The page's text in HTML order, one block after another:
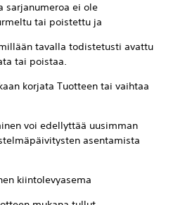
sarjanumeroa ei ole
tai poistettu ja
tavalla todistetusti avattu
tai poistaa.
korjata Tuotteen tai vaihtaa
voi edellyttää uusimman
asentamista
kiintolevyasema